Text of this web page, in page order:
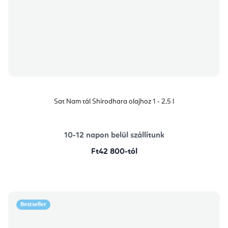
Sat Nam tál Shirodhara olajhoz 1 - 2,5 l
10-12 napon belül szállítunk
Ft42 800-tól
Bestseller